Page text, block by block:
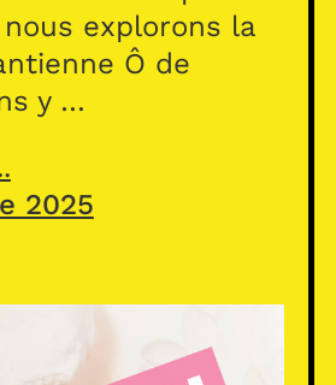
nous explorons la
Ô de
y …
2025